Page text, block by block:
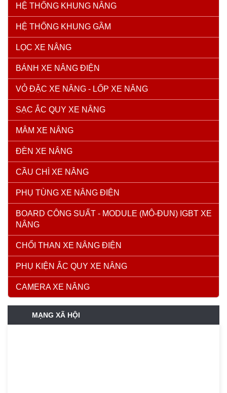
HỆ THỐNG KHUNG NÂNG
HỆ THỐNG KHUNG GẦM
LỌC XE NÂNG
BÁNH XE NÂNG ĐIỆN
VỎ ĐẶC XE NÂNG - LỐP XE NÂNG
SẠC ẮC QUY XE NÂNG
MÂM XE NÂNG
ĐÈN XE NÂNG
CẦU CHÌ XE NÂNG
PHỤ TÙNG XE NÂNG ĐIỆN
BOARD CÔNG SUẤT - MODULE (MÔ-ĐUN) IGBT XE
NÂNG
CHỔI THAN XE NÂNG ĐIỆN
PHỤ KIỆN ẮC QUY XE NÂNG
CAMERA XE NÂNG
MẠNG XÃ HỘI